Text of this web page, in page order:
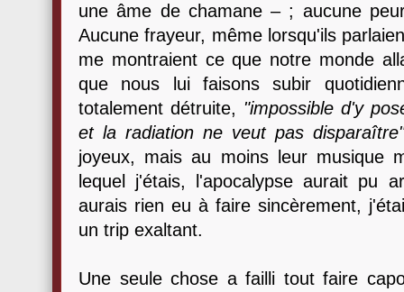
une âme de chamane – ; aucune
Aucune frayeur, même lorsqu'ils
me montraient ce que notre monde
que nous lui faisons subir
totalement détruite, "impossible d'y
et la radiation ne veut pas disparaître"
joyeux, mais au moins leur musique
lequel j'étais, l'apocalypse aurait pu
aurais rien eu à faire sincèrement,
un trip exaltant.
Une seule chose a failli tout faire